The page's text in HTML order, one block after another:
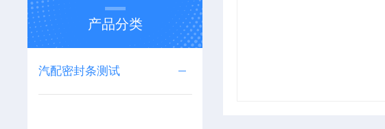
产品分类
汽配密封条测试